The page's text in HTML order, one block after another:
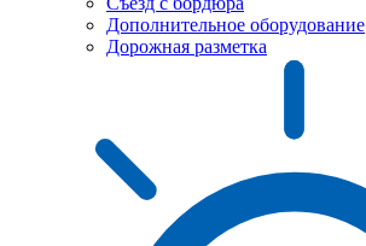
Дополнительное оборудование
Дорожная разметка